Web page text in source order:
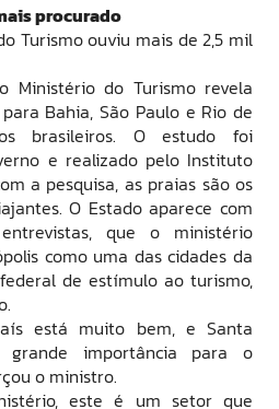
procurado
Turismo ouviu mais de 2,5 mil
Ministério do Turismo revela
Bahia, São Paulo e Rio de
brasileiros. O estudo foi
e realizado pelo Instituto
a pesquisa, as praias são os
O Estado aparece com
que o ministério
como uma das cidades da
de estímulo ao turismo,
está muito bem, e Santa
grande importância para o
o ministro.
este é um setor que